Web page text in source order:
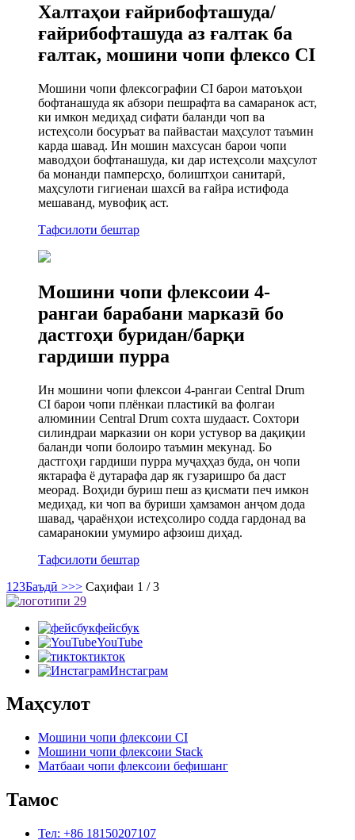
Халтаҳои ғайрибофташуда/
ғайрибофташуда аз ғалтак ба
ғалтак, мошини чопи флексо CI
Мошини чопи флексографии CI барои матоъҳои
бофтанашуда як абзори пешрафта ва самаранок аст,
ки имкон медиҳад сифати баланди чоп ва
истеҳсоли босуръат ва пайвастаи маҳсулот таъмин
карда шавад. Ин мошин махсусан барои чопи
маводҳои бофтанашуда, ки дар истеҳсоли маҳсулот
ба монанди памперсҳо, болиштҳои санитарӣ,
маҳсулоти гигиенаи шахсӣ ва ғайра истифода
мешаванд, мувофиқ аст.
Тафсилоти бештар
Мошини чопи флексоии 4-
рангаи барабани марказӣ бо
дастгоҳи буридан/барқи
гардиши пурра
Ин мошини чопи флексои 4-рангаи Central Drum
CI барои чопи плёнкаи пластикӣ ва фолгаи
алюминии Central Drum сохта шудааст. Сохтори
силиндраи марказии он кори устувор ва дақиқии
баланди чопи болоиро таъмин мекунад. Бо
дастгоҳи гардиши пурра муҷаҳҳаз буда, он чопи
яктарафа ё дутарафа дар як гузаришро ба даст
меорад. Воҳиди буриш пеш аз қисмати печ имкон
медиҳад, ки чоп ва буриши ҳамзамон анҷом дода
шавад, ҷараёнҳои истеҳсолиро содда гардонад ва
самаранокии умумиро афзоиш диҳад.
Тафсилоти бештар
1 23Баъдӣ >>> Саҳифаи 1 / 3
фейсбук
YouTube
тикток
Инстаграм
Маҳсулот
Мошини чопи флексоии CI
Мошини чопи флексоии Stack
Матбааи чопи флексоии бефишанг
Тамос
Тел: +86 18150207107